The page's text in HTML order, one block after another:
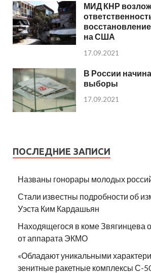
МИД КНР
на США
17.09.2021
В России
выборы
17.09.2021
ПОСЛЕДНИЕ ЗАПИСИ
Названы гонорары молодых
Стали известны подробности об
Уэста Ким Кардашьян
Находящегося в коме Звягинцева
от аппарата ЭКМО
«Обладают уникальными
зенитные ракетные комплексы С-